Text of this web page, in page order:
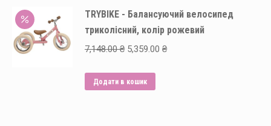
TRYBIKE - Балансуючий велосипед
триколісний, колір рожевий
7,148.00₴ Оригінальна
7,148.00 ₴.
5,359.00 ₴Поточна
Додати в кошик